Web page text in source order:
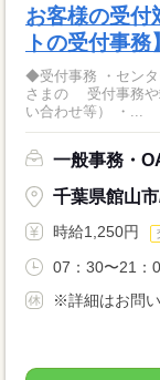
お客様の受付
トの受付事務】
◆受付事務 ・センターなどの窓口に 直接荷物を持ち込まれたお客
さまの 受付事務や
い合わせ等） ・...
一般事務・
千葉県館山
時給1,250円
07：30〜21：
※詳細はお問い